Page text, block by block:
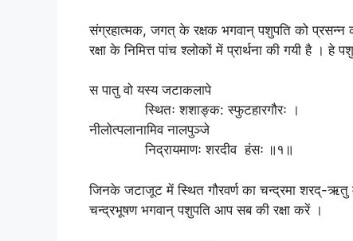
संग्रहात्मक, जगत् के रक्षक भगवान् पशुपति को प्रसन्न
रक्षा के निमित्त पांच श्लोकों में प्रार्थना की गयी है । हे
स पातु वो यस्य जटाकलापे
स्थितः शशाङ्क: स्फुटहारगौरः ।
नीलोत्पलानामिव नालपुञ्जे
निद्रायमाणः शरदीव हंसः ॥१॥
जिनके जटाजूट में स्थित गौरवर्ण का चन्द्रमा शरद्-
चन्द्रभूषण भगवान् पशुपति आप सब की रक्षा करें ।